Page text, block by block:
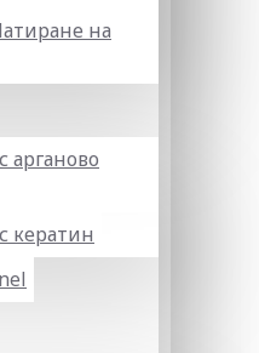
на
арганово
кератин